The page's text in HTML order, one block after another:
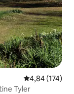
Évaluation
4,84 (174)
Tyler